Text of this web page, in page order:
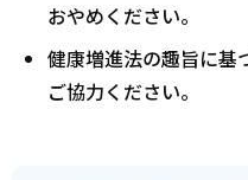
おやめください。
健康増進法の趣旨に基
ご協力ください。